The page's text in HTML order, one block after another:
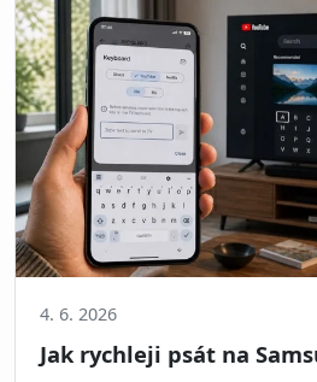
4. 6. 2026
Jak rychleji psát na